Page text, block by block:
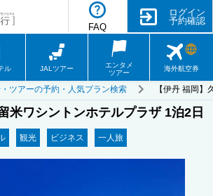
FAQ
ログイン
予約確認
ル JALツアー
エンタメ
ツアー
海外航空券
ツアーの予約・人気プラン検索 【伊丹 福岡
米ワシントンホテルプラザ 1泊2日
観光 ビジネス 一人旅